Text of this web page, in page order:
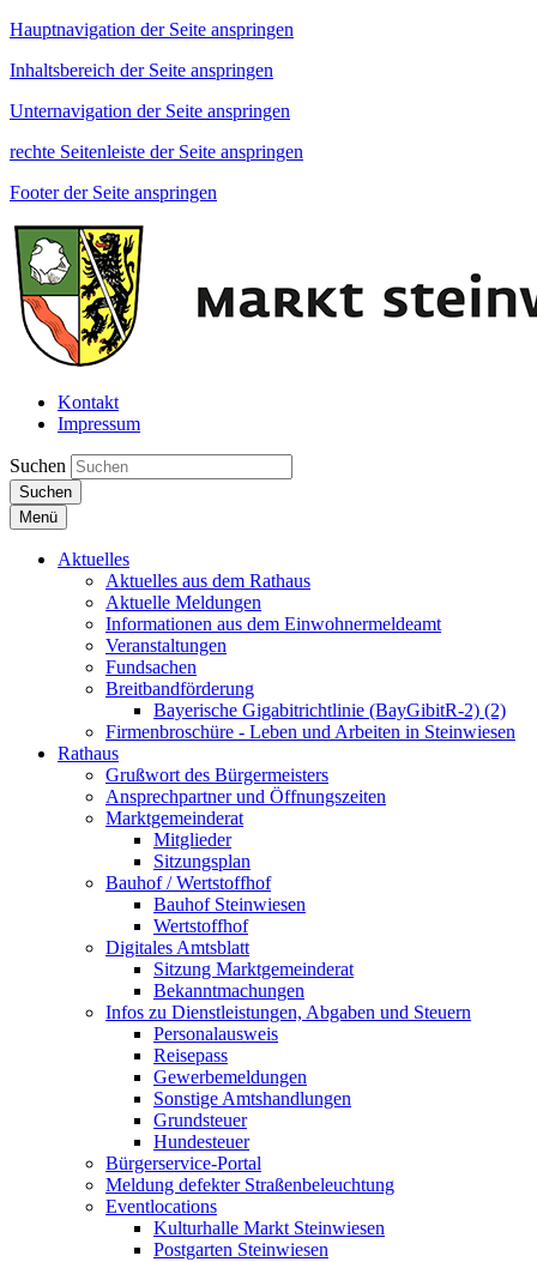
Hauptnavigation der Seite anspringen
Inhaltsbereich der Seite anspringen
Unternavigation der Seite anspringen
rechte Seitenleiste der Seite anspringen
Footer der Seite anspringen
Kontakt
Impressum
Suchen
Suchen
Menü
Aktuelles
Aktuelles aus dem Rathaus
Aktuelle Meldungen
Informationen aus dem Einwohnermeldeamt
Veranstaltungen
Fundsachen
Breitbandförderung
Bayerische Gigabitrichtlinie (BayGibitR-2) (2)
Firmenbroschüre - Leben und Arbeiten in Steinwiesen
Rathaus
Grußwort des Bürgermeisters
Ansprechpartner und Öffnungszeiten
Marktgemeinderat
Mitglieder
Sitzungsplan
Bauhof / Wertstoffhof
Bauhof Steinwiesen
Wertstoffhof
Digitales Amtsblatt
Sitzung Marktgemeinderat
Bekanntmachungen
Infos zu Dienstleistungen, Abgaben und Steuern
Personalausweis
Reisepass
Gewerbemeldungen
Sonstige Amtshandlungen
Grundsteuer
Hundesteuer
Bürgerservice-Portal
Meldung defekter Straßenbeleuchtung
Eventlocations
Kulturhalle Markt Steinwiesen
Postgarten Steinwiesen